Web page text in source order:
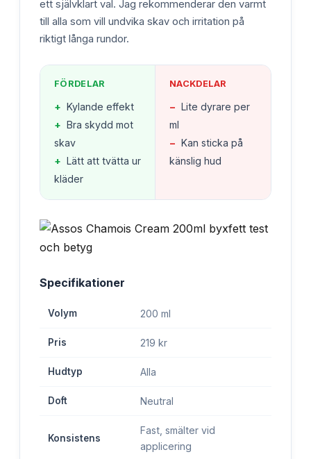
ett självklart val. Jag rekommenderar den varmt
till alla som vill undvika skav och irritation på
riktigt långa rundor.
FÖRDELAR
+ Kylande effekt
+ Bra skydd mot
skav
+ Lätt att tvätta ur
kläder
NACKDELAR
− Lite dyrare per
ml
− Kan sticka på
känslig hud
Specifikationer
Volym 200 ml
Pris 219 kr
Hudtyp Alla
Doft Neutral
Konsistens
Fast, smälter vid
applicering